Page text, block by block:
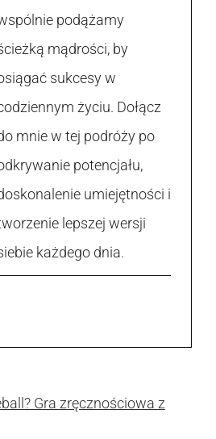
podążamy
mądrości, by
sukcesy w
życiu. Dołącz
mnie w tej podróży po
potencjału,
umiejętności i
lepszej wersji
każdego dnia.
Gra zręcznościowa z